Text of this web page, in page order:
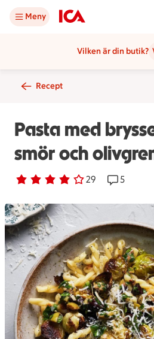
Meny
Vilken är din butik?
Recept
Pasta med
smör och
Betyg 4 av 5. 29
29 personer har röstatReceptet
5